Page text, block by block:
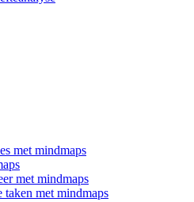
met mindmaps
met mindmaps
taken met mindmaps